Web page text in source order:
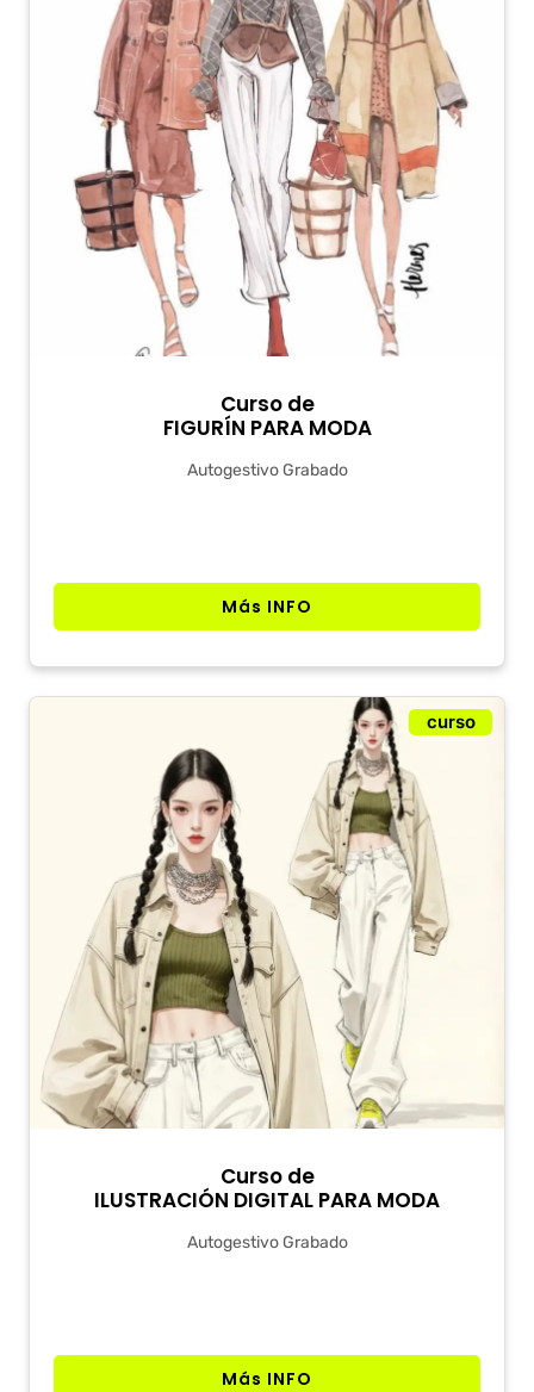
Curso de
FIGURÍN PARA MODA
Autogestivo Grabado
Más INFO
curso
Curso de
ILUSTRACIÓN DIGITAL PARA MODA
Autogestivo Grabado
Más INFO